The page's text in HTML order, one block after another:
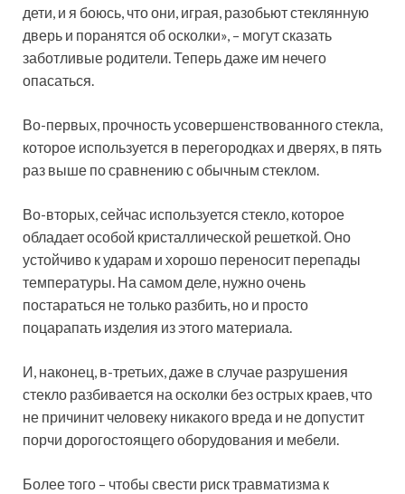
дети, и я боюсь, что они, играя, разобьют стеклянную
дверь и поранятся об осколки», – могут сказать
заботливые родители. Теперь даже им нечего
опасаться.
Во-первых, прочность усовершенствованного стекла,
которое используется в перегородках и дверях, в пять
раз выше по сравнению с обычным стеклом.
Во-вторых, сейчас используется стекло, которое
обладает особой кристаллической решеткой. Оно
устойчиво к ударам и хорошо переносит перепады
температуры. На самом деле, нужно очень
постараться не только разбить, но и просто
поцарапать изделия из этого материала.
И, наконец, в-третьих, даже в случае разрушения
стекло разбивается на осколки без острых краев, что
не причинит человеку никакого вреда и не допустит
порчи дорогостоящего оборудования и мебели.
Более того – чтобы свести риск травматизма к